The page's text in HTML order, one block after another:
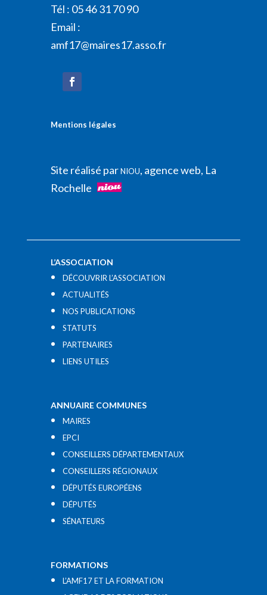
Tél : 05 46 31 70 90
Email :
amf17@maires17.asso.fr
Mentions légales
Site réalisé parNIOU, agence web, La
Rochelle
L’ASSOCIATION
DÉCOUVRIR L’ASSOCIATION
ACTUALITÉS
NOS PUBLICATIONS
STATUTS
PARTENAIRES
LIENS UTILES​
ANNUAIRE COMMUNES
MAIRES
EPCI
CONSEILLERS DÉPARTEMENTAUX
CONSEILLERS RÉGIONAUX
DÉPUTÉS EUROPÉENS
DÉPUTÉS
SÉNATEURS
FORMATIONS
L’AMF17 ET LA FORMATION